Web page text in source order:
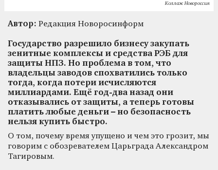
Коллаж Новороссия
Автор: Редакция Новоросинформ
Государство разрешило бизнесу закупать
зенитные комплексы и средства РЭБ для
защиты НПЗ. Но проблема в том, что
владельцы заводов спохватились только
тогда, когда потери исчисляются
миллиардами. Ещё год-два назад они
отказывались от защиты, а теперь готовы
платить любые деньги – но безопасность
нельзя купить быстро.
О том, почему время упущено и чем это грозит, мы
говорим с обозревателем Царьграда Александром
Тагировым.